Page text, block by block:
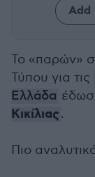
Add
Το «παρών»
Τύπου για τις
Ελλάδα
Κικίλιας.
Πιο